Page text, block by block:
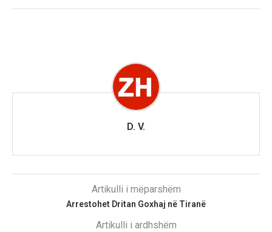
D. V.
Artikulli i mëparshëm
Arrestohet Dritan Goxhaj në Tiranë
Artikulli i ardhshëm